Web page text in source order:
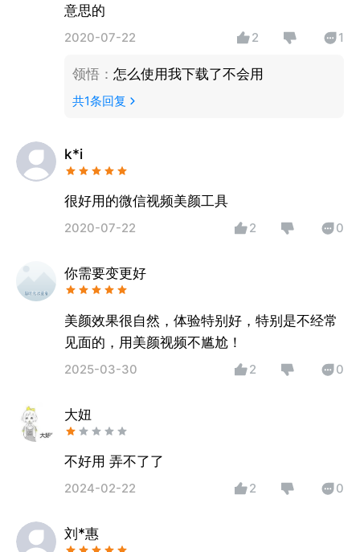
意思的
2020-07-22 2 1
领悟： 怎么使用我下载了不会用
共1条回复
k*i
很好用的微信视频美颜工具
2020-07-22 2 0
你需要变更好
美颜效果很自然，体验特别好，特别是不经常
见面的，用美颜视频不尴尬！
2025-03-30 2 0
大妞
不好用 弄不了了
2024-02-22 2 0
刘*惠